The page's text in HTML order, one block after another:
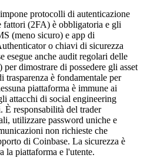
protocolli di autenticazione
fattori (2FA) è obbligatoria e gli
(meno sicuro) e app di
o chiavi di sicurezza
esegue anche audit regolari delle
dimostrare di possedere gli asset
è fondamentale per
piattaforma è immune ai
attacchi di social engineering
È responsabilità del trader
utilizzare password uniche e
non richieste che
di Coinbase. La sicurezza è
la piattaforma e l'utente.